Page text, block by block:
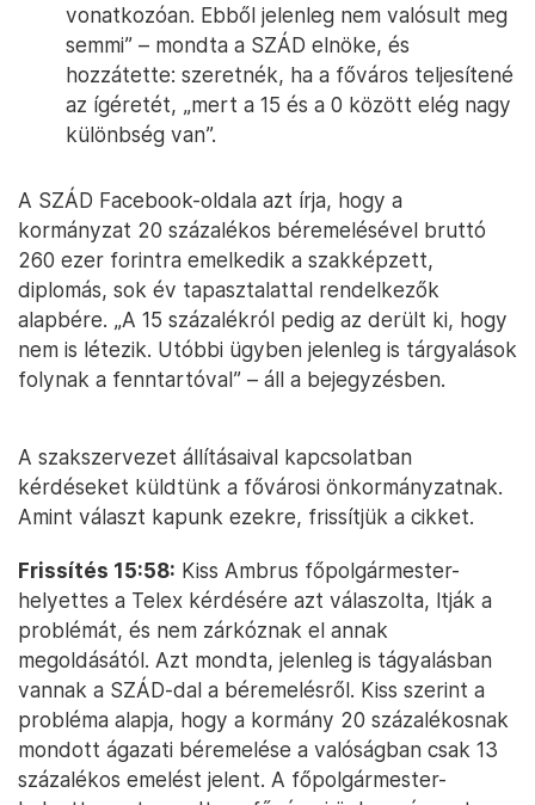
vonatkozóan. Ebből jelenleg nem valósult meg
semmi” – mondta a SZÁD elnöke, és
hozzátette: szeretnék, ha a főváros teljesítené
az ígéretét, „mert a 15 és a 0 között elég nagy
különbség van”.
A SZÁD Facebook-oldala azt írja, hogy a
kormányzat 20 százalékos béremelésével bruttó
260 ezer forintra emelkedik a szakképzett,
diplomás, sok év tapasztalattal rendelkezők
alapbére. „A 15 százalékról pedig az derült ki, hogy
nem is létezik. Utóbbi ügyben jelenleg is tárgyalások
folynak a fenntartóval” – áll a bejegyzésben.
A szakszervezet állításaival kapcsolatban
kérdéseket küldtünk a fővárosi önkormányzatnak.
Amint választ kapunk ezekre, frissítjük a cikket.
Frissítés 15:58: Kiss Ambrus főpolgármester-
helyettes a Telex kérdésére azt válaszolta, ltják a
problémát, és nem zárkóznak el annak
megoldásától. Azt mondta, jelenleg is tágyalásban
vannak a SZÁD-dal a béremelésről. Kiss szerint a
probléma alapja, hogy a kormány 20 százalékosnak
mondott ágazati béremelése a valóságban csak 13
százalékos emelést jelent. A főpolgármester-